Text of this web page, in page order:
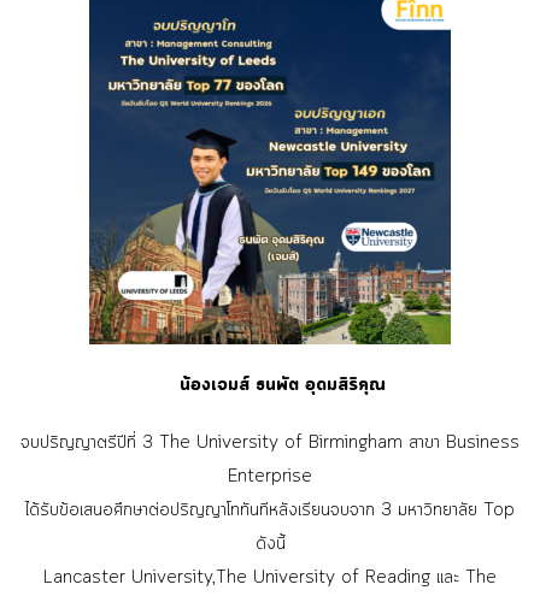
น้องเจมส์ ธนพัต อุดมสิริคุณ
จบปริญญาตรีปีที่ 3 The University of Birmingham สาขา Business
Enterprise
ได้รับข้อเสนอศึกษาต่อปริญญาโททันทีหลังเรียนจบจาก 3 มหาวิทยาลัย Top
ดังนี้
Lancaster University,The University of Reading และ The